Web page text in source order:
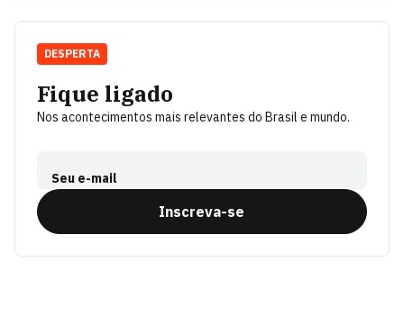
Fique ligado
Nos acontecimentos mais relevantes do Brasil e mundo.
Seu e-mail
Inscreva-se
DESPERTA